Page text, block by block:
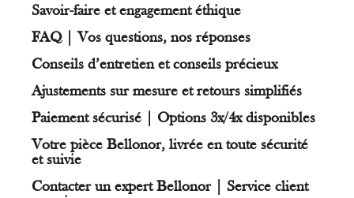
Savoir-faire et engagement éthique
FAQ | Vos questions, nos réponses
Conseils d’entretien et conseils précieux
Ajustements sur mesure et retours simplifiés
Paiement sécurisé | Options 3x/4x disponibles
Votre pièce Bellonor, livrée en toute sécurité
et suivie
Contacter un expert Bellonor | Service client